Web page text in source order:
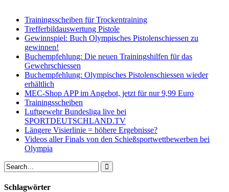
Trainingsscheiben für Trockentraining
Trefferbildauswertung Pistole
Gewinnspiel: Buch Olympisches Pistolenschiessen zu
gewinnen!
Buchempfehlung: Die neuen Trainingshilfen für das
Gewehrschiessen
Buchempfehlung: Olympisches Pistolenschiessen wieder
erhältlich
MEC-Shop APP im Angebot, jetzt für nur 9,99 Euro
Trainingsscheiben
Luftgewehr Bundesliga live bei
SPORTDEUTSCHLAND.TV
Längere Visierlinie = höhere Ergebnisse?
Videos aller Finals von den Schießsportwettbewerben bei
Olympia
Schlagwörter